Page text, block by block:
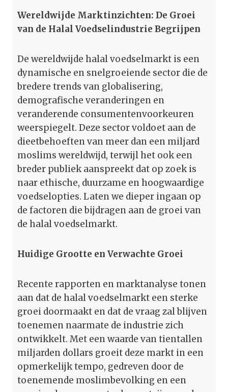
Wereldwijde Marktinzichten: De Groei
van de Halal Voedselindustrie Begrijpen
De wereldwijde halal voedselmarkt is een
dynamische en snelgroeiende sector die de
bredere trends van globalisering,
demografische veranderingen en
veranderende consumentenvoorkeuren
weerspiegelt. Deze sector voldoet aan de
dieetbehoeften van meer dan een miljard
moslims wereldwijd, terwijl het ook een
breder publiek aanspreekt dat op zoek is
naar ethische, duurzame en hoogwaardige
voedselopties. Laten we dieper ingaan op
de factoren die bijdragen aan de groei van
de halal voedselmarkt.
Huidige Grootte en Verwachte Groei
Recente rapporten en marktanalyse tonen
aan dat de halal voedselmarkt een sterke
groei doormaakt en dat de vraag zal blijven
toenemen naarmate de industrie zich
ontwikkelt. Met een waarde van tientallen
miljarden dollars groeit deze markt in een
opmerkelijk tempo, gedreven door de
toenemende moslimbevolking en een